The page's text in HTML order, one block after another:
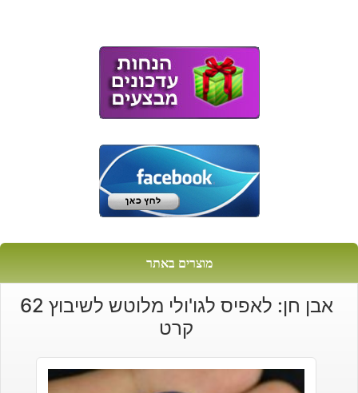
מוצרים באתר
אבן חן: לאפיס לגו'ולי מלוטש לשיבוץ 62
קרט